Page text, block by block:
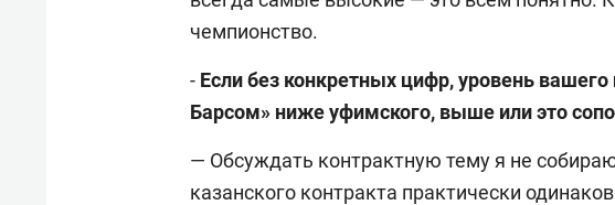
чемпионство.
- Если без конкретных цифр, уровень
Барсом» ниже уфимского, выше или это
— Обсуждать контрактную тему я не
казанского контракта практически